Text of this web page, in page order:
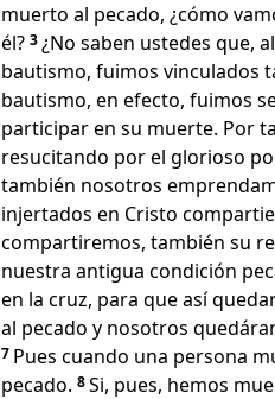
muerto al pecado, ¿cómo
él? 3¿No saben ustedes que,
bautismo, fuimos vinculados
bautismo, en efecto, fuimos
participar en su muerte. Por
resucitando por el glorioso
también nosotros
injertados en Cristo
compartiremos, también su
nuestra antigua condición
en la cruz, para que así
al pecado y nosotros
7 Pues cuando una persona
pecado. 8Si, pues, hemos